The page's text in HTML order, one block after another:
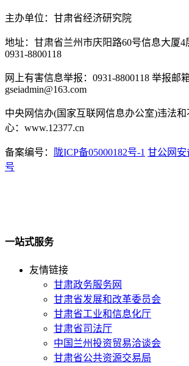
主办单位：甘肃省经济研究院
地址：甘肃省兰州市庆阳路60号信息大厦4
0931-8800118
网上有害信息举报：0931-8800118 举报邮箱
gseiadmin@163.com
中央网信办(国家互联网信息办公室)违法
心：www.12377.cn
备案编号： 陇ICP备05000182号-1 甘公网安
号
一站式服务
友情链接
甘肃政务服务网
甘肃省发展和改革委员会
甘肃省工业和信息化厅
甘肃省司法厅
中国兰州投资贸易洽谈会
甘肃省公共资源交易局